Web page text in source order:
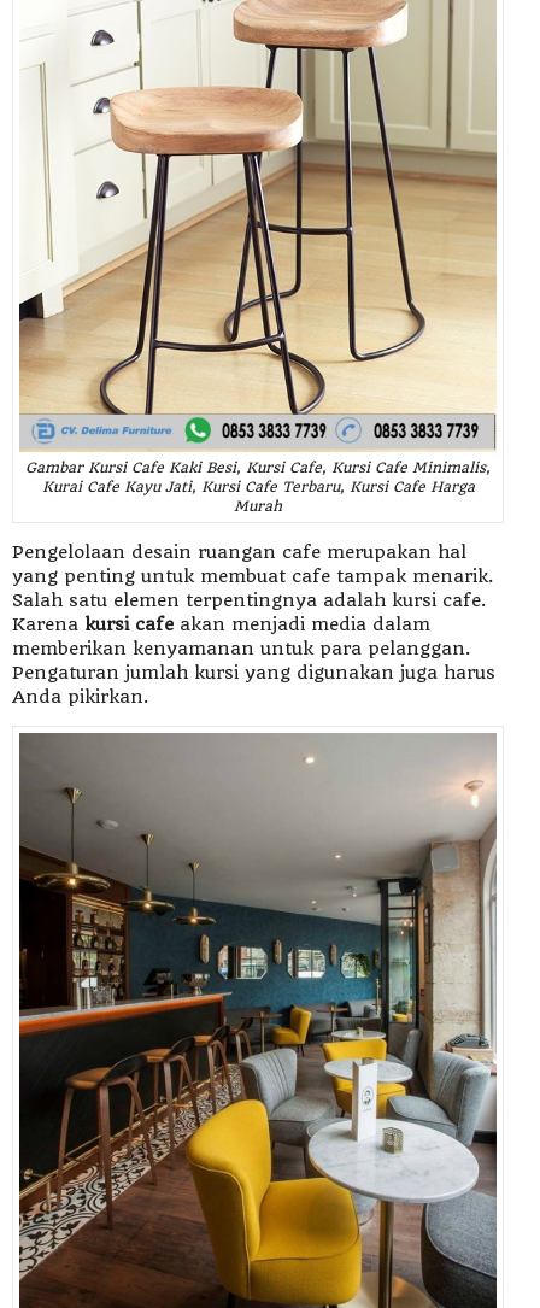
Gambar Kursi Cafe Kaki Besi, Kursi Cafe, Kursi Cafe Minimalis,
Kurai Cafe Kayu Jati, Kursi Cafe Terbaru, Kursi Cafe Harga
Murah
Pengelolaan desain ruangan cafe merupakan hal
yang penting untuk membuat cafe tampak menarik.
Salah satu elemen terpentingnya adalah kursi cafe.
Karena kursi cafe akan menjadi media dalam
memberikan kenyamanan untuk para pelanggan.
Pengaturan jumlah kursi yang digunakan juga harus
Anda pikirkan.